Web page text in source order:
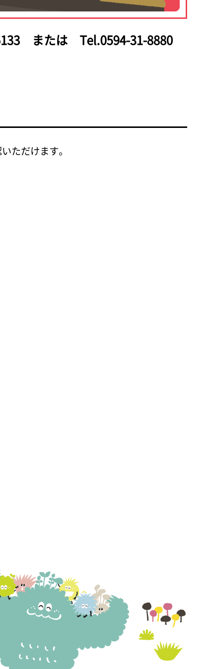
または Tel.0594-31-8880
ただけます。